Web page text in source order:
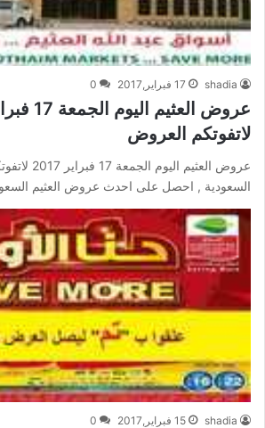
shadia 17 فبراير,2017 0
لاتفوتكم العروض
عروض العثيم
السعودية , احصل على احدث عروض العثيم
shadia 15 فبراير,2017 0